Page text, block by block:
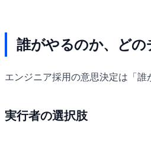
誰がやるのか、ど
エンジニア採用の意思決定は「誰
実行者の選択肢